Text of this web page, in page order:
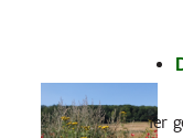
Ter